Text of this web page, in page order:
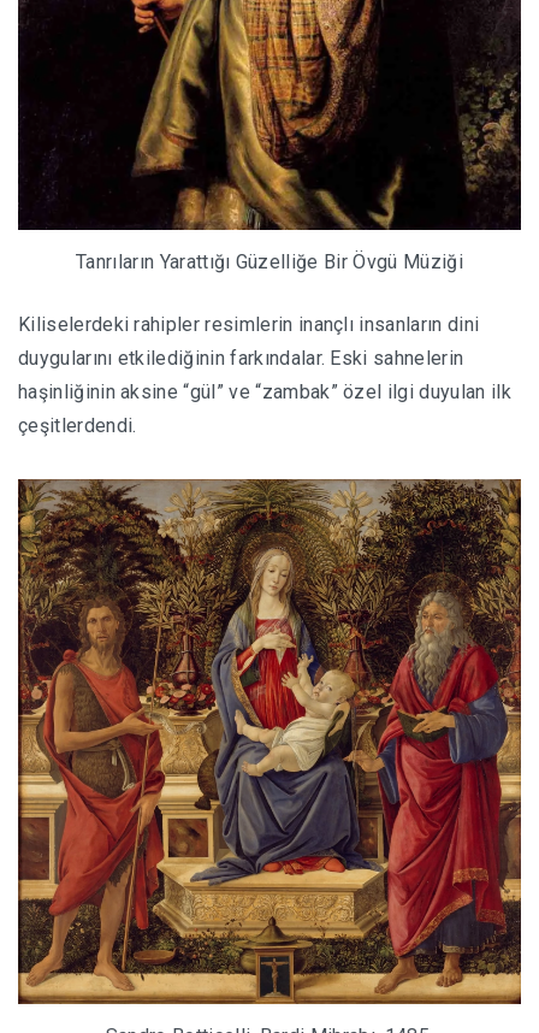
Tanrıların Yarattığı Güzelliğe Bir Övgü Müziği
Kiliselerdeki rahipler resimlerin inançlı insanların dini
duygularını etkilediğinin farkındalar. Eski sahnelerin
haşinliğinin aksine “gül” ve “zambak” özel ilgi duyulan ilk
çeşitlerdendi.